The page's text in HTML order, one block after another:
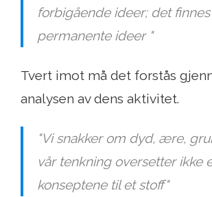
forbigående ideer; det
permanente ideer "
Tvert imot må det forstås
analysen av dens aktivitet.
"Vi snakker om dyd, ære,
vår tenkning oversetter ikke
konseptene til et stoff"